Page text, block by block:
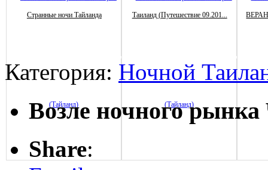
Странные ночи Тайланда Таиланд (Путешествие 09.201...
Категория: Ночной
Возле ночного
Share: